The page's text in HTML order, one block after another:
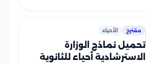
مقترح الأحياء
تحميل نماذج الوزارة
الاسترشادية أحياء للثانوية